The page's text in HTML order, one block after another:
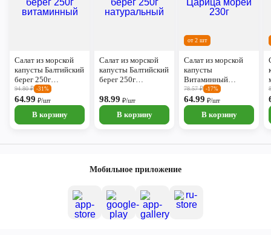
Салат из морской
капусты Балтийский
берег 250г
витаминный
94.80₽ -31%
64.99₽/шт
В корзину
Салат из морской
капусты Балтийский
берег 250г
98.99₽/шт
В корзину
от 2 шт
Салат из морской
капусты
Витаминный
Царица морей 230г
78.57₽ -17%
64.99₽/шт
В корзину
Мобильное приложение